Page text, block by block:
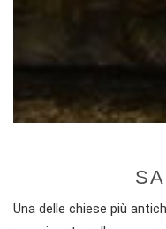
Una delle chiese più